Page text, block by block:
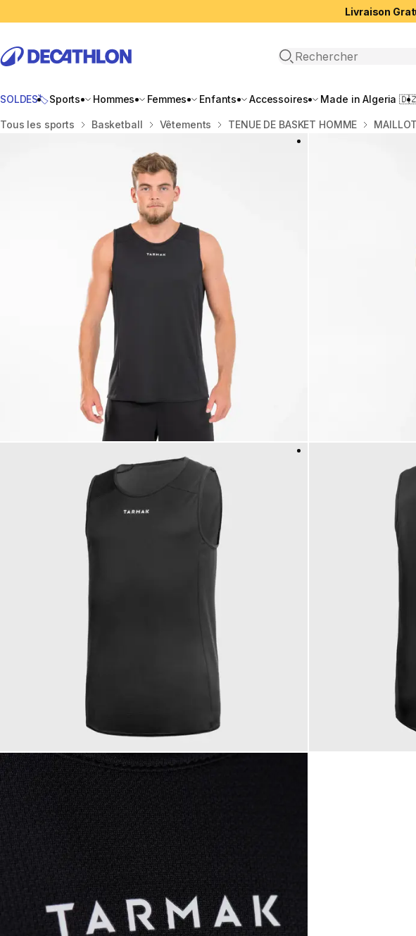
Livraison
Recherche ouverte
SOLDES🏷️Sports Hommes Femmes Enfants Accessoires Made in Algeria
Accueil
Tous les sports Basketball Vêtements TENUE DE BASKET HOMME